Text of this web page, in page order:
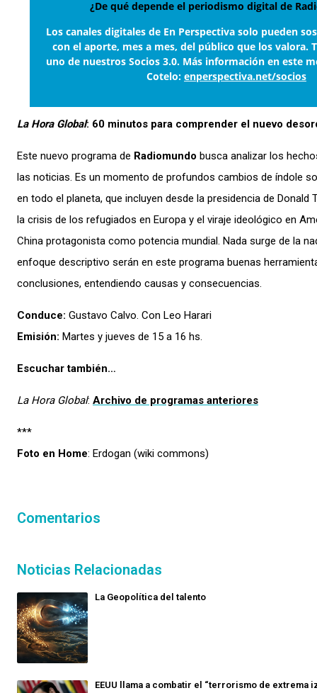
¿De qué depende el periodismo digital de
Los canales digitales de En Perspectiva solo pueden
con el aporte, mes a mes, del público que los valora.
uno de nuestros Socios 3.0. Más información en este
Cotelo: enperspectiva.net/socios
La Hora Global: 60 minutos para comprender el nuevo
Este nuevo programa de Radiomundo busca analizar los
las noticias. Es un momento de profundos cambios de índole
en todo el planeta, que incluyen desde la presidencia de Donald
la crisis de los refugiados en Europa y el viraje ideológico en
China protagonista como potencia mundial. Nada surge de la
enfoque descriptivo serán en este programa buenas
conclusiones, entendiendo causas y consecuencias.
Conduce: Gustavo Calvo. Con Leo Harari
Emisión: Martes y jueves de 15 a 16 hs.
Escuchar también…
La Hora Global: Archivo de programas anteriores
***
Foto en Home: Erdogan (wiki commons)
Comentarios
Noticias Relacionadas
La Geopolítica del talento
EEUU llama a combatir el “terrorismo de extrema